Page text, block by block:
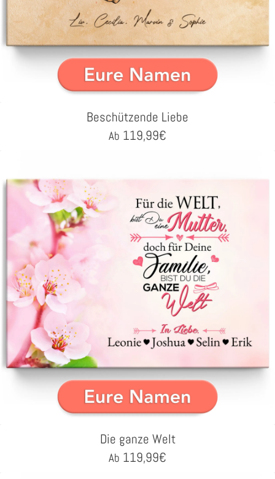
Beschützende Liebe
Ab 119,99€
Die ganze Welt
Ab 119,99€